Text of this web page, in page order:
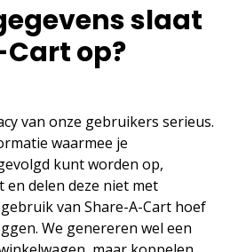
slaat
op?
van onze gebruikers serieus.
waarmee je
kunt worden op,
en delen deze niet met
van Share-A-Cart hoef
We genereren wel een